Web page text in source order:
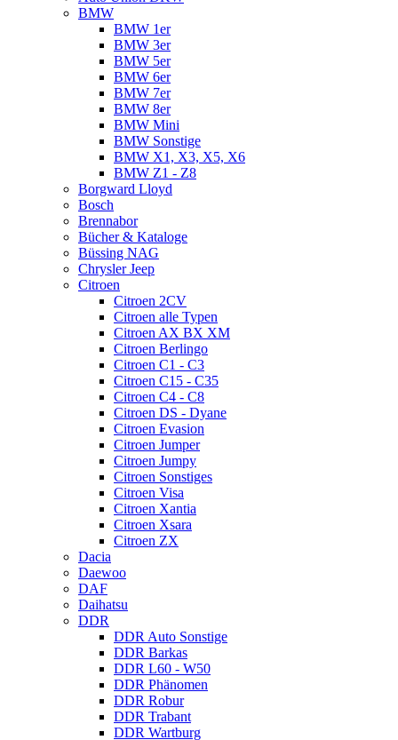
BMW
BMW 1er
BMW 3er
BMW 5er
BMW 6er
BMW 7er
BMW 8er
BMW Mini
BMW Sonstige
BMW X1, X3, X5, X6
BMW Z1 - Z8
Borgward Lloyd
Bosch
Brennabor
Bücher & Kataloge
Büssing NAG
Chrysler Jeep
Citroen
Citroen 2CV
Citroen alle Typen
Citroen AX BX XM
Citroen Berlingo
Citroen C1 - C3
Citroen C15 - C35
Citroen C4 - C8
Citroen DS - Dyane
Citroen Evasion
Citroen Jumper
Citroen Jumpy
Citroen Sonstiges
Citroen Visa
Citroen Xantia
Citroen Xsara
Citroen ZX
Dacia
Daewoo
DAF
Daihatsu
DDR
DDR Auto Sonstige
DDR Barkas
DDR L60 - W50
DDR Phänomen
DDR Robur
DDR Trabant
DDR Wartburg